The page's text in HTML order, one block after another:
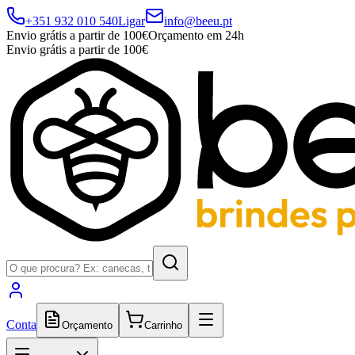
+351 932 010 540Ligar
info@beeu.pt
Envio grátis a partir de 100€Orçamento em 24h
Envio grátis a partir de 100€
Conta Orçamento Carrinho